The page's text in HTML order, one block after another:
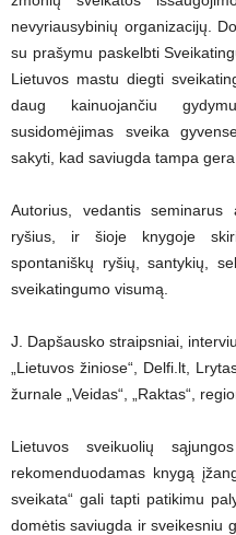
nevyriausybinių organizacijų.
su prašymu paskelbti
Lietuvos mastu diegti
daug kainuojančiu
susidomėjimas sveika
sakyti, kad saviugda tampa gera
Autorius, vedantis
ryšius, ir šioje knygoje
spontaniškų ryšių, santykių,
sveikatingumo visumą.
J. Dapšausko straipsniai,
„Lietuvos žiniose“, Delfi.lt,
žurnale „Veidas“, „Raktas“,
Lietuvos sveikuolių
rekomenduodamas knygą
sveikata“ gali tapti patikimu
domėtis saviugda ir sveikesniu